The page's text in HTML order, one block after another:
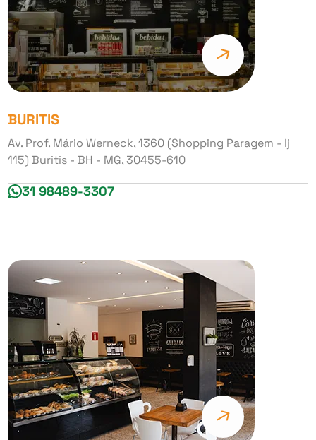
BURITIS
Av. Prof. Mário Werneck, 1360 (Shopping Paragem - lj
115) Buritis - BH - MG, 30455-610
31 98489-3307